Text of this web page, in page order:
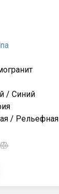
/ Синий
/ Рельефная